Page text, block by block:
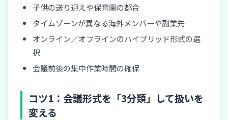
子供の送り迎えや保育園の都合
タイムゾーンが異なる海外メンバーや副業先
オンライン／オフラインのハイブリッド形式の選
択
会議前後の集中作業時間の確保
コツ1：会議形式を「3分類」して扱いを
変える